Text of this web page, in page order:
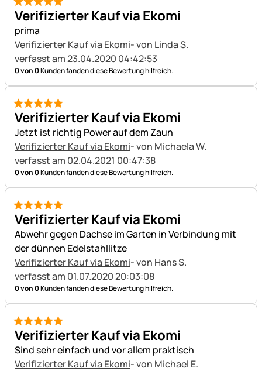
5 von 5
Verifizierter Kauf via Ekomi
prima
Verifizierter Kauf via Ekomi- von Linda S.
verfasst am 23.04.2020 04:42:53
0 von 0Kunden fanden diese Bewertung hilfreich.
5 von 5
Verifizierter Kauf via Ekomi
Jetzt ist richtig Power auf dem Zaun
Verifizierter Kauf via Ekomi- von Michaela W.
verfasst am 02.04.2021 00:47:38
0 von 0Kunden fanden diese Bewertung hilfreich.
5 von 5
Verifizierter Kauf via Ekomi
Abwehr gegen Dachse im Garten in Verbindung mit
der dünnen Edelstahllitze
Verifizierter Kauf via Ekomi- von Hans S.
verfasst am 01.07.2020 20:03:08
0 von 0Kunden fanden diese Bewertung hilfreich.
5 von 5
Verifizierter Kauf via Ekomi
Sind sehr einfach und vor allem praktisch
Verifizierter Kauf via Ekomi- von Michael E.